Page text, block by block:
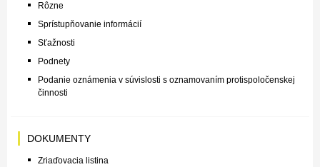
Rôzne
Sprístupňovanie informácií
Sťažnosti
Podnety
Podanie oznámenia v súvislosti s oznamovaním protispoločenskej
činnosti
DOKUMENTY
Zriaďovacia listina